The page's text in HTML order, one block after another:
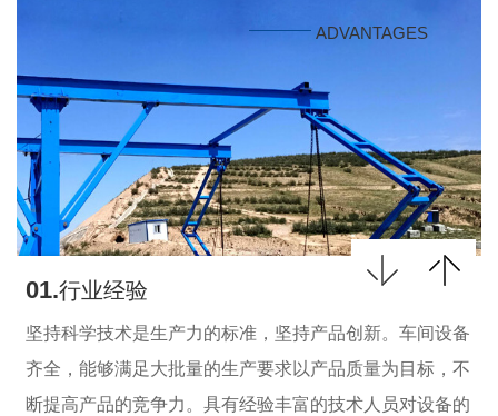
ADVANTAGES
01.行业经验
坚持科学技术是生产力的标准，坚持产品创新。车间设备
齐全，能够满足大批量的生产要求以产品质量为目标，不
断提高产品的竞争力。具有经验丰富的技术人员对设备的